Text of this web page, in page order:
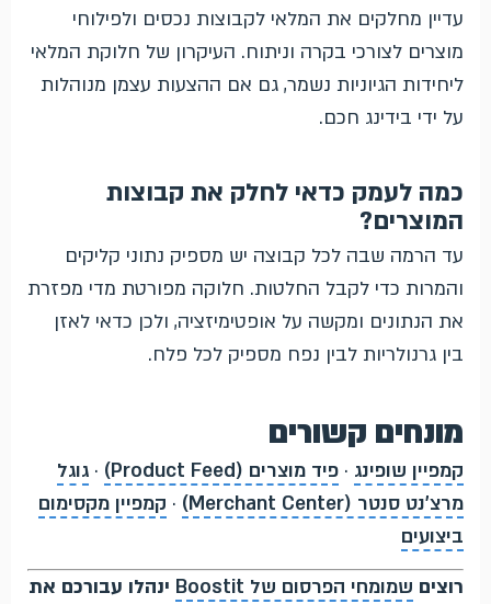
עדיין מחלקים את המלאי לקבוצות נכסים ולפילוחי
מוצרים לצורכי בקרה וניתוח. העיקרון של חלוקת המלאי
ליחידות הגיוניות נשמר, גם אם ההצעות עצמן מנוהלות
על ידי בידינג חכם.
כמה לעמק כדאי לחלק את קבוצות
המוצרים?
עד הרמה שבה לכל קבוצה יש מספיק נתוני קליקים
והמרות כדי לקבל החלטות. חלוקה מפורטת מדי מפזרת
את הנתונים ומקשה על אופטימיזציה, ולכן כדאי לאזן
בין גרנולריות לבין נפח מספיק לכל פלח.
מונחים קשורים
קמפיין שופינג · פיד מוצרים (Product Feed) · גוגל
מרצ'נט סנטר (Merchant Center)
· קמפיין מקסימום
ביצועים
רוצים שמומחי הפרסום של Boostit ינהלו עבורכם את